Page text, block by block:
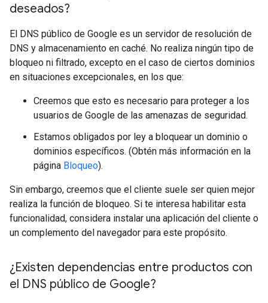
deseados?
El DNS público de Google es un servidor de resolución de
DNS y almacenamiento en caché. No realiza ningún tipo de
bloqueo ni filtrado, excepto en el caso de ciertos dominios
en situaciones excepcionales, en los que:
Creemos que esto es necesario para proteger a los
usuarios de Google de las amenazas de seguridad.
Estamos obligados por ley a bloquear un dominio o
dominios específicos. (Obtén más información en la
página Bloqueo).
Sin embargo, creemos que el cliente suele ser quien mejor
realiza la función de bloqueo. Si te interesa habilitar esta
funcionalidad, considera instalar una aplicación del cliente o
un complemento del navegador para este propósito.
¿Existen dependencias entre productos con
el DNS público de Google?